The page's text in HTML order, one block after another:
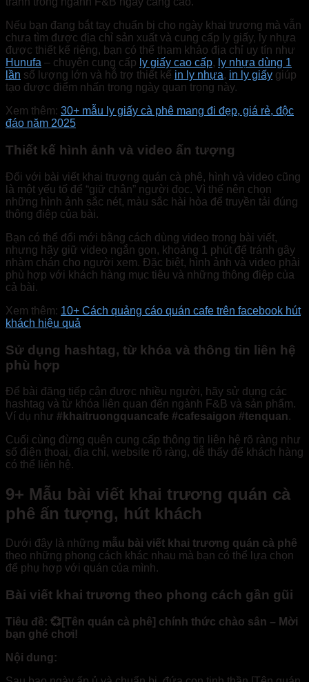
Nếu bạn đang bắt tay chuẩn bị cho ngày khai trương mà vẫn
chưa tìm được địa chỉ sản xuất và cung cấp ly giấy, ly nhựa
được thiết kế riêng, bạn có thể tham khảo địa chỉ uy tín như
Hunufa – chuyên cung cấp ly giấy cao cấp, ly nhựa dùng 1
lần số lượng lớn và hỗ trợ thiết kế in ly nhựa, in ly giấy giúp
tạo được điểm nhấn trong ngày quan trọng này.
Xem thêm: 30+ mẫu ly giấy cà phê mang đi đẹp, giá rẻ, độc
đáo năm 2025
Thiết kế hình ảnh và video ấn tượng
Đối với bài viết khai trương quán cà phê, hình và video cũng
là một yếu tố để “giữ chân” người đọc. Vì thế nên chọn
những hình ảnh sắc nét, màu sắc hài hòa để truyền tải đúng
thông điệp của bài.
Bạn có thể đổi mới bằng cách dùng video trong bài viết,
nhưng hãy giữ video ngắn gọn, khoảng 1 phút để tránh gây
nhàm chán cho người xem. Đặc biệt, hình ảnh và video phải
phù hợp với khách hàng mục tiêu và những thông điệp của
cả bài.
Xem thêm: 10+ Cách quảng cáo quán cafe trên facebook hút
khách hiệu quả
Sử dụng hashtag, từ khóa và thông tin liên hệ
phù hợp
Để bài đăng tiếp cận được nhiều người, hãy sử dụng các
hashtag và từ khóa liên quan đến ngành F&B và sản phẩm.
Ví dụ như #khaitruongquancafe #cafesaigon #tenquan.
Cuối cùng đừng quên cung cấp thông tin liên hệ rõ ràng như
số điện thoại, địa chỉ, website rõ ràng, dễ thấy để khách hàng
có thể liên hệ.
9+ Mẫu bài viết khai trương quán cà
phê ấn tượng, hút khách
Dưới đây là những mẫu bài viết khai trương quán cà phê
theo những phong cách khác nhau mà bạn có thể lựa chọn
để phụ hợp với quán của mình.
Bài viết khai trương theo phong cách gần gũi
Tiêu đề: 💞[Tên quán cà phê] chính thức chào sân – Mời
bạn ghé chơi!
Nội dung: